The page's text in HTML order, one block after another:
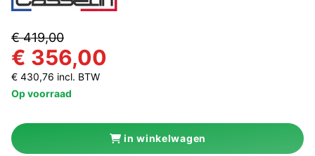
€ 419,00
€ 356,00
€ 430,76 incl. BTW
Op voorraad
in winkelwagen